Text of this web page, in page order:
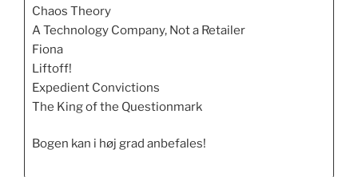
Chaos Theory
A Technology Company, Not a Retailer
Fiona
Liftoff!
Expedient Convictions
The King of the Questionmark
Bogen kan i høj grad anbefales!